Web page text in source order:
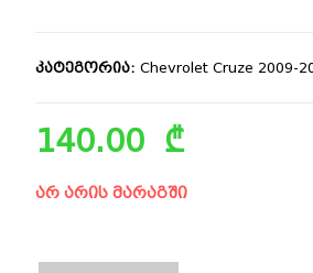
კატეგორია:Chevrolet Cruze 2009-
140.00 ₾
არ არის მარაგში